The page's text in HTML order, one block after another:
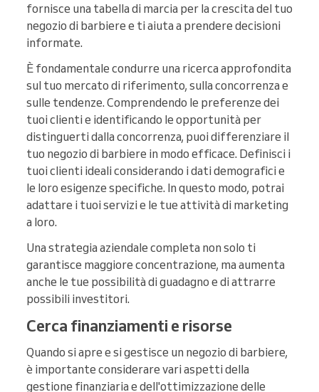
fornisce una tabella di marcia per la crescita del tuo
negozio di barbiere e ti aiuta a prendere decisioni
informate.
È fondamentale condurre una ricerca approfondita
sul tuo mercato di riferimento, sulla concorrenza e
sulle tendenze. Comprendendo le preferenze dei
tuoi clienti e identificando le opportunità per
distinguerti dalla concorrenza, puoi differenziare il
tuo negozio di barbiere in modo efficace. Definisci i
tuoi clienti ideali considerando i dati demografici e
le loro esigenze specifiche. In questo modo, potrai
adattare i tuoi servizi e le tue attività di marketing
a loro.
Una strategia aziendale completa non solo ti
garantisce maggiore concentrazione, ma aumenta
anche le tue possibilità di guadagno e di attrarre
possibili investitori.
Cerca finanziamenti e risorse
Quando si apre e si gestisce un negozio di barbiere,
è importante considerare vari aspetti della
gestione finanziaria e dell'ottimizzazione delle